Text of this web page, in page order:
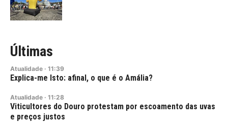
Últimas
Atualidade · 11:39
Explica-me Isto: afinal, o que é o Amália?
Atualidade · 11:28
Viticultores do Douro protestam por escoamento das uvas
e preços justos